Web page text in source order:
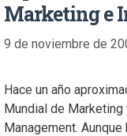
Marketing e
9 de noviembre de
Hace un año
Mundial de
Management.